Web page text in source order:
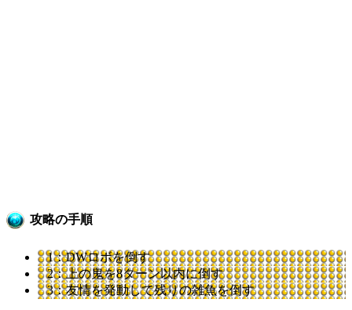
攻略の手順
1：DWロボを倒す
2：上の鬼を8ターン以内に倒す
3：友情を発動して残りの雑魚を倒す